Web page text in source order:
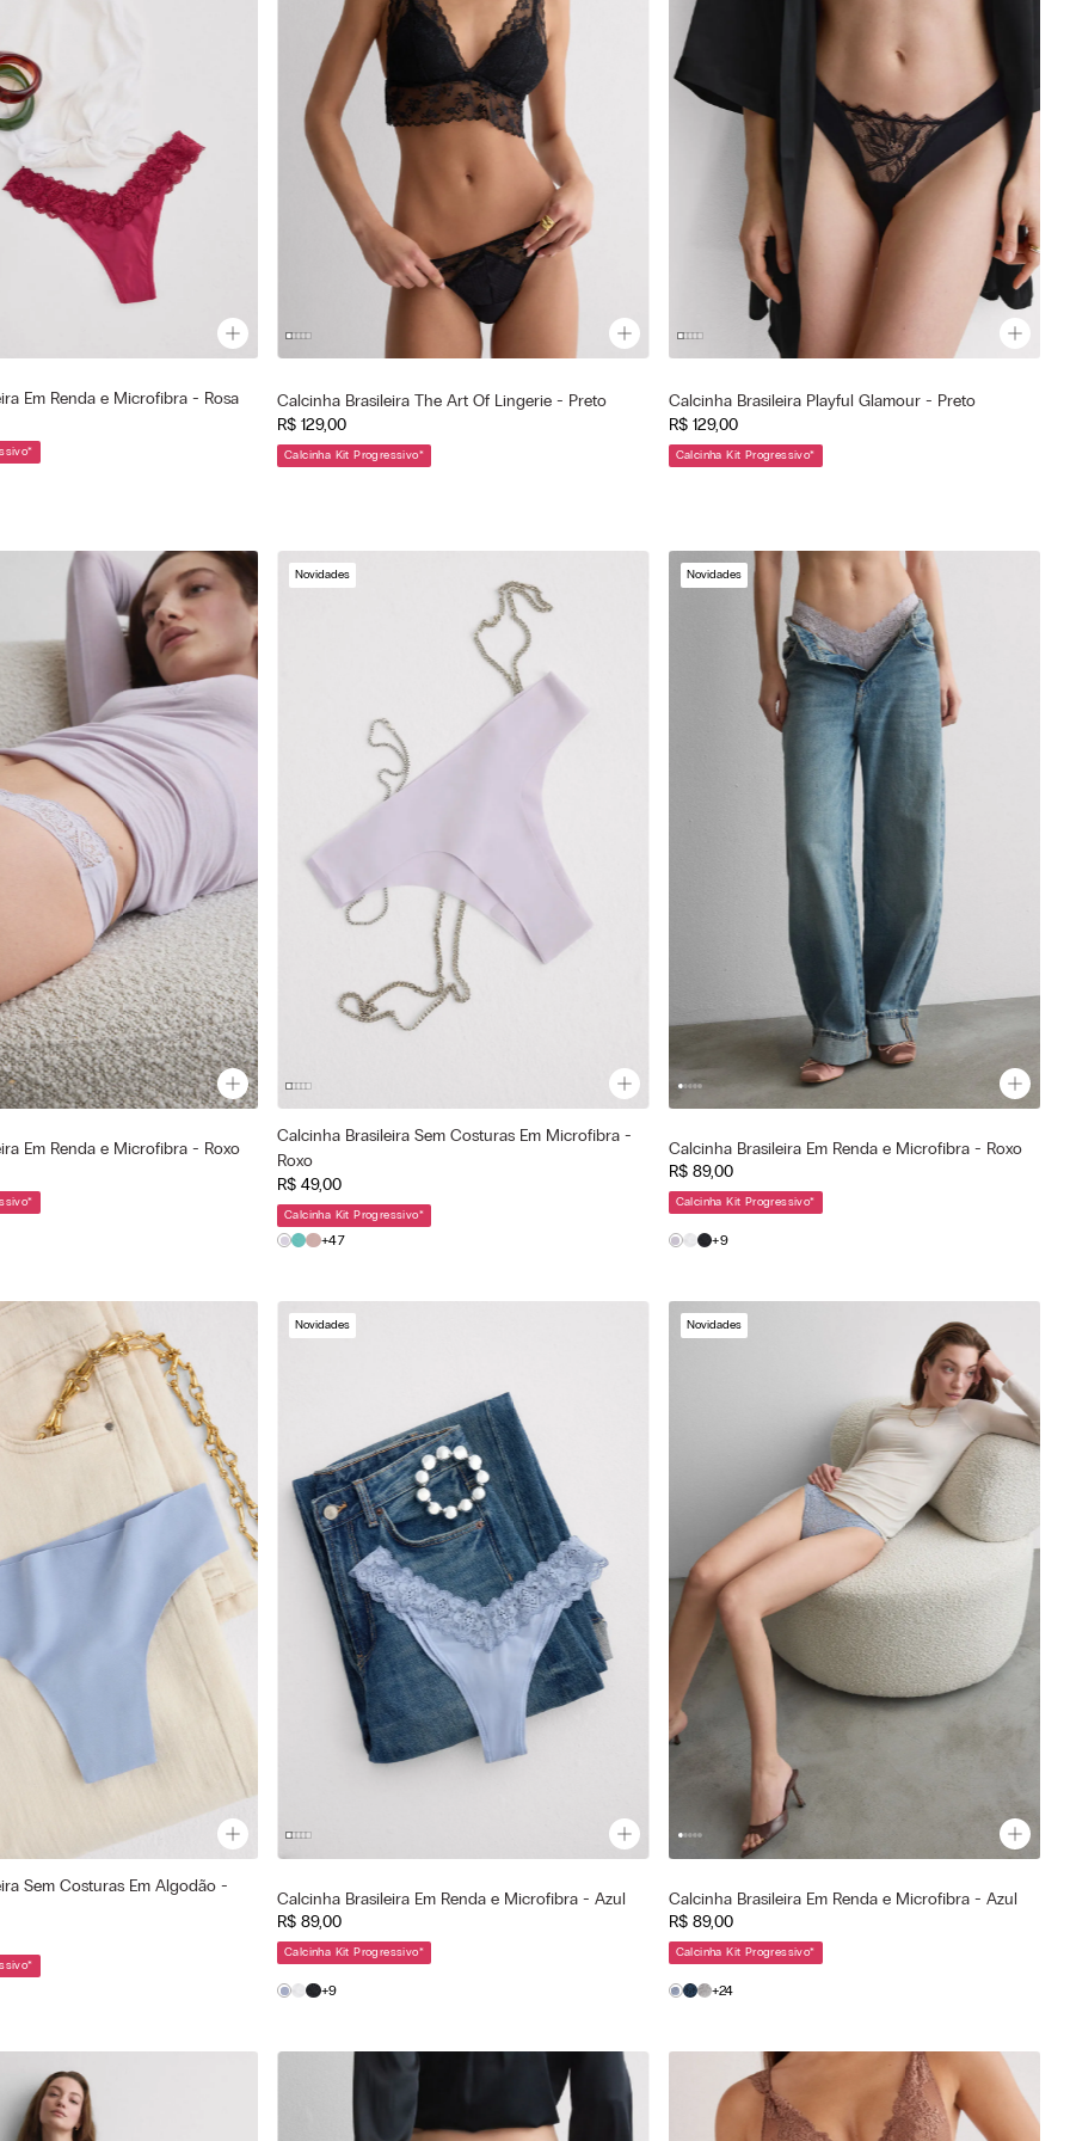
Cherry Pink
Em Renda e Microfibra - Rosa
*
Cor selecionada
Preto - 019 - Nero
Tamanho selecionado
Calcinha Brasileira The Art Of Lingerie - Preto
R$ 129,00
Calcinha Kit Progressivo*
Cor selecionada
Preto - 019 - Nero
Tamanho selecionado
Calcinha Brasileira Playful Glamour - Preto
R$ 129,00
Calcinha Kit Progressivo*
- Quartz Lilac
Em Renda e Microfibra - Roxo
*
Cor selecionada
Roxo - 056k - Quartz Lilac
Tamanho selecionado
P
Novidades
Calcinha Brasileira Sem Costuras Em Microfibra -
Roxo
R$ 49,00
Calcinha Kit Progressivo*
+47
Cor selecionada
Roxo - 056k - Quartz Lilac
Tamanho selecionado
Novidades
Calcinha Brasileira Em Renda e Microfibra - Roxo
R$ 89,00
Calcinha Kit Progressivo*
+9
Breeze Blue
Sem Costuras Em Algodão -
*
Cor selecionada
Azul - 064k - Breeze Blue
Tamanho selecionado
Novidades
Calcinha Brasileira Em Renda e Microfibra - Azul
R$ 89,00
Calcinha Kit Progressivo*
+9
Cor selecionada
Azul - 064k - Breeze Blue
Tamanho selecionado
Novidades
Calcinha Brasileira Em Renda e Microfibra - Azul
R$ 89,00
Calcinha Kit Progressivo*
+24